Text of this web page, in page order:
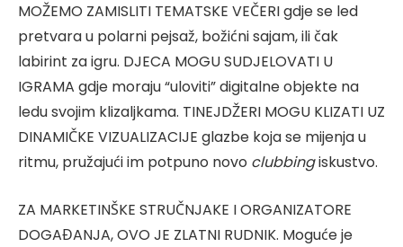
MOŽEMO ZAMISLITI TEMATSKE VEČERI gdje se led
pretvara u polarni pejsaž, božićni sajam, ili čak
labirint za igru. DJECA MOGU SUDJELOVATI U
IGRAMA gdje moraju “uloviti” digitalne objekte na
ledu svojim klizaljkama. TINEJDŽERI MOGU KLIZATI UZ
DINAMIČKE VIZUALIZACIJE glazbe koja se mijenja u
ritmu, pružajući im potpuno novo clubbingiskustvo.
ZA MARKETINŠKE STRUČNJAKE I ORGANIZATORE
DOGAĐANJA, OVO JE ZLATNI RUDNIK. Moguće je